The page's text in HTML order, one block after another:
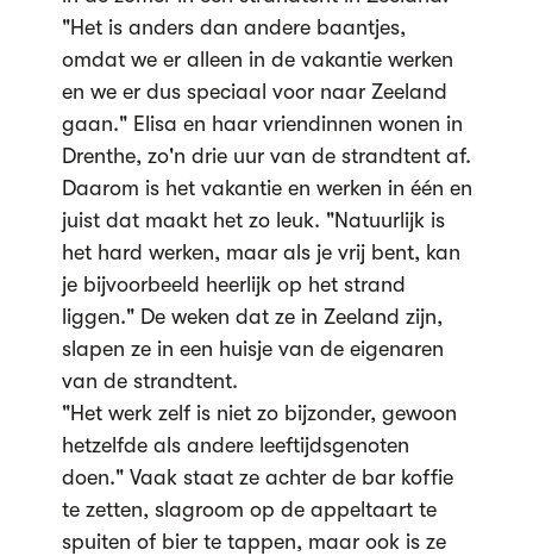
"Het is anders dan andere baantjes,
omdat we er alleen in de vakantie werken
en we er dus speciaal voor naar Zeeland
gaan." Elisa en haar vriendinnen wonen in
Drenthe, zo'n drie uur van de strandtent af.
Daarom is het vakantie en werken in één en
juist dat maakt het zo leuk. "Natuurlijk is
het hard werken, maar als je vrij bent, kan
je bijvoorbeeld heerlijk op het strand
liggen." De weken dat ze in Zeeland zijn,
slapen ze in een huisje van de eigenaren
van de strandtent.
"Het werk zelf is niet zo bijzonder, gewoon
hetzelfde als andere leeftijdsgenoten
doen." Vaak staat ze achter de bar koffie
te zetten, slagroom op de appeltaart te
spuiten of bier te tappen, maar ook is ze